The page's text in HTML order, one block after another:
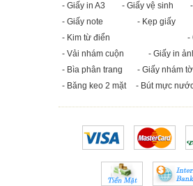
- Giấy in A3
- Giấy vệ sinh
- Giấy note
- Kẹp giấy
- Kim từ điển
-
- Vải nhám cuộn
- Giấy in
- Bìa phân trang
- Giấy nhám tờ
- Băng keo 2 mặt
- Bút mực